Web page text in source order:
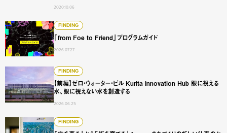
2020.10.06
FINDING
「from Foe to Friend」プログラムガイド
2026.07.27
「from Foe to Friend」プログラムガイド
FINDING
【前編】ゼロ・ウォーター・ビル Kurita Innovation Hub 眼に視える
水、眼に視えない水を創造する
2026.06.25
【前編】ゼロ・ウォーター・ビル Kurita Innovation Hub
FINDING
「床を売る」から「街を育てる」へ ── まちづくりの新し